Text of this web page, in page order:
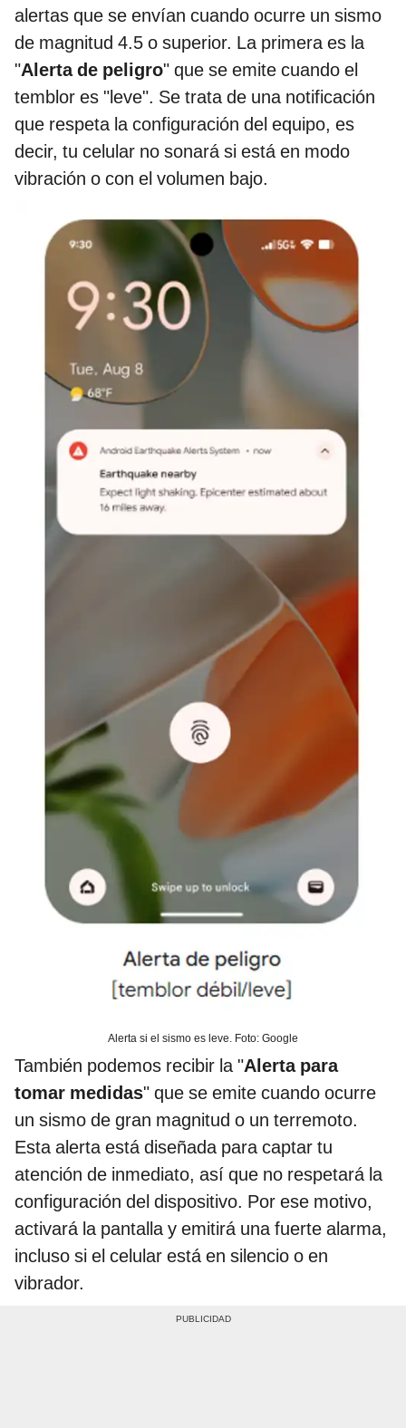
alertas que se envían cuando ocurre un sismo
de magnitud 4.5 o superior. La primera es la
"Alerta de peligro" que se emite cuando el
temblor es "leve". Se trata de una notificación
que respeta la configuración del equipo, es
decir, tu celular no sonará si está en modo
vibración o con el volumen bajo.
Alerta si el sismo es leve. Foto: Google
También podemos recibir la "Alerta para
tomar medidas" que se emite cuando ocurre
un sismo de gran magnitud o un terremoto.
Esta alerta está diseñada para captar tu
atención de inmediato, así que no respetará la
configuración del dispositivo. Por ese motivo,
activará la pantalla y emitirá una fuerte alarma,
incluso si el celular está en silencio o en
vibrador.